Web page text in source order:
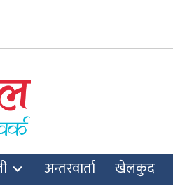
अन्तरवार्ता खेलकुद